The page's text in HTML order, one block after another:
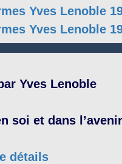
Yves Lenoble
Yves Lenoble
Yves Lenoble
soi et dans l’avenir
détails